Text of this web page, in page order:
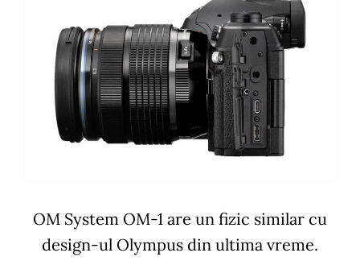
OM System OM-1 are un fizic similar cu
design-ul Olympus din ultima vreme.